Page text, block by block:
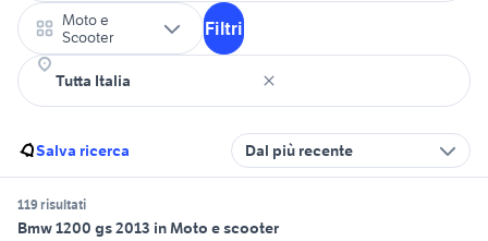
Moto e
Scooter
Filtri
Salva ricerca Dal più recente
119 risultati
Bmw 1200 gs 2013 in Moto e scooter